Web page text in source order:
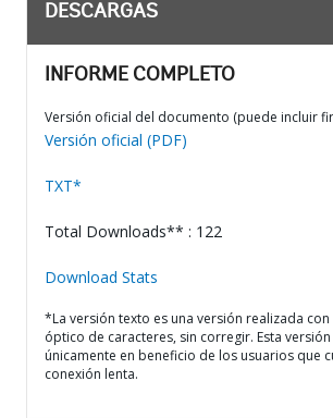
DESCARGAS
INFORME COMPLETO
Versión oficial del documento (puede incluir
Versión oficial (PDF)
TXT*
Total Downloads** : 122
Download Stats
*La versión texto es una versión realizada
óptico de caracteres, sin corregir. Esta
únicamente en beneficio de los usuarios que
conexión lenta.